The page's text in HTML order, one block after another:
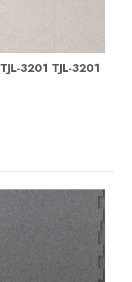
TJL-3201 TJL-3201